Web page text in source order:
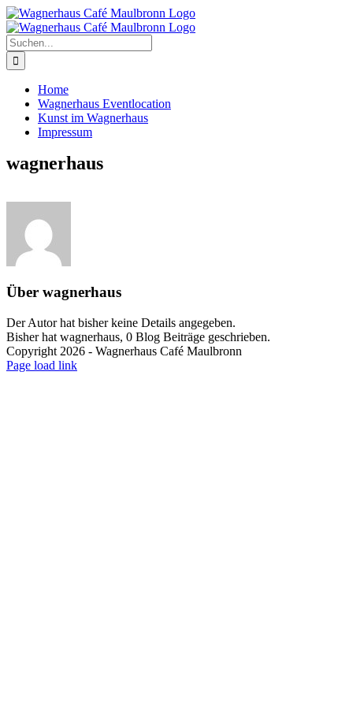
Skip
to
content
Suche
nach:
Home
Wagnerhaus Eventlocation
Kunst im Wagnerhaus
Impressum
wagnerhaus
Über wagnerhaus
Der Autor hat bisher keine Details angegeben.
Bisher hat wagnerhaus, 0 Blog Beiträge geschrieben.
Copyright 2026 - Wagnerhaus Café Maulbronn
Page load link